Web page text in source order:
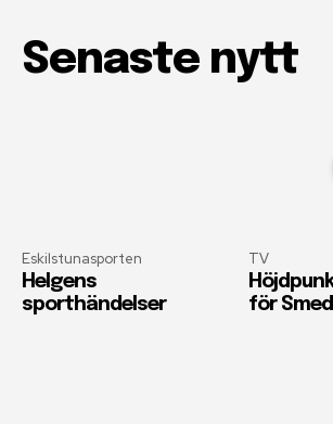
Senaste nytt
Eskilstunasporten
Helgens
sporthändelser
TV
för